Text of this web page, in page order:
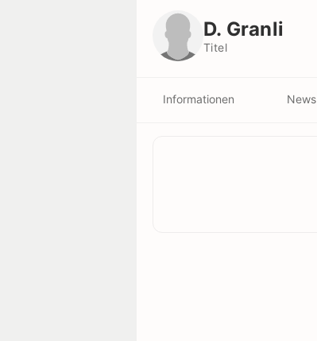
D. Granli
Titel
Informationen News